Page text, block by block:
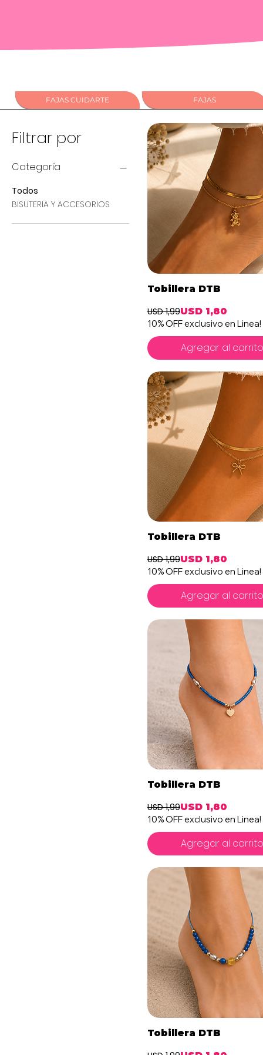
FAJAS CUIDARTE FAJAS
Filtrar por
Categoría
Todos
BISUTERIA Y ACCESORIOS
Vista rápida
Tobillera DTB
Precio
USD 1,99
Precio de
USD 1,80
10% OFF exclusivo en Linea!
Agregar al carrito
Vista rápida
Tobillera DTB
Precio
USD 1,99
Precio de
USD 1,80
10% OFF exclusivo en Linea!
Agregar al carrito
Vista rápida
Tobillera DTB
Precio
USD 1,99
Precio de
USD 1,80
10% OFF exclusivo en Linea!
Agregar al carrito
Vista rápida
Tobillera DTB